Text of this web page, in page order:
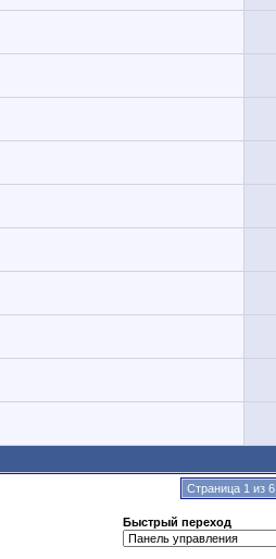
Страница 1 из 6
Быстрый переход